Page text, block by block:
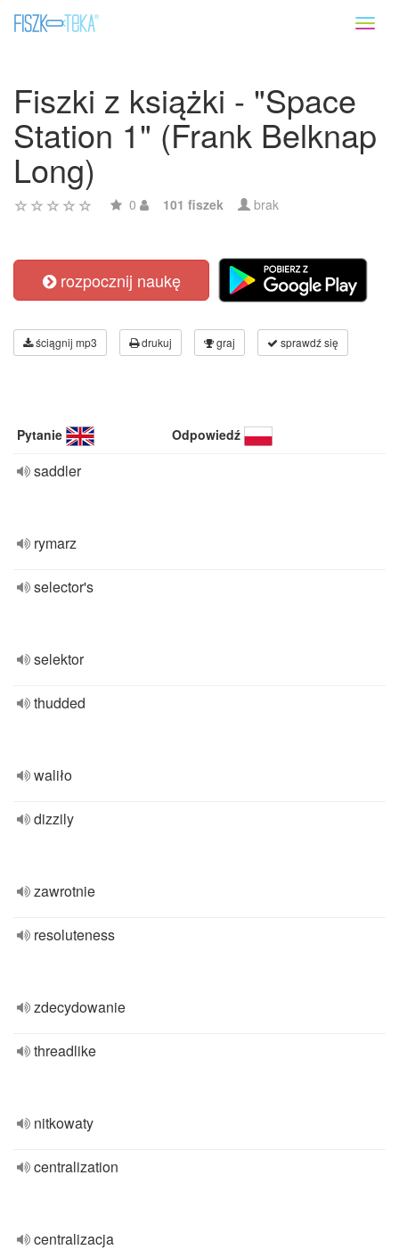
Fiszki z książki - "Space
Station 1" (Frank Belknap
Long)
0 101 fiszek brak
rozpocznij naukę
ściągnij mp3 drukuj graj sprawdź się
Pytanie Odpowiedź
saddler
rymarz
selector's
selektor
thudded
waliło
dizzily
zawrotnie
resoluteness
zdecydowanie
threadlike
nitkowaty
centralization
centralizacja